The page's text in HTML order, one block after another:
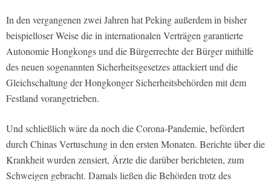
In den vergangenen zwei Jahren hat Peking außerdem in bisher
beispielloser Weise die in internationalen Verträgen garantierte
Autonomie Hongkongs und die Bürgerrechte der Bürger mithilfe
des neuen sogenannten Sicherheitsgesetzes attackiert und die
Gleichschaltung der Hongkonger Sicherheitsbehörden mit dem
Festland vorangetrieben.
Und schließlich wäre da noch die Corona-Pandemie, befördert
durch Chinas Vertuschung in den ersten Monaten. Berichte über die
Krankheit wurden zensiert, Ärzte die darüber berichteten, zum
Schweigen gebracht. Damals ließen die Behörden trotz des